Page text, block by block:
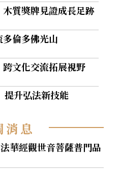
質獎牌見證成長足跡
倫多佛光山
文化交流拓展視野
升弘法新技能
消息
華經觀世音菩薩普門品